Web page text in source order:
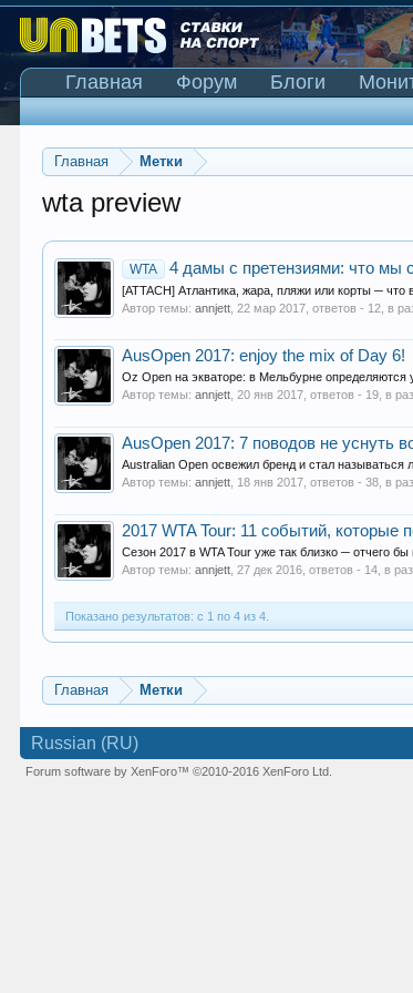
Главная Метки
wta preview
WTA 4 дамы с претензиями: что мы
[ATTACH] Атлантика, жара, пляжи или корты ─
Автор темы:annjett ,22 мар 2017 , ответов - 12, в
AusOpen 2017: enjoy the mix of Day 6!
Oz Open на экваторе: в Мельбурне
Автор темы:annjett ,20 янв 2017 , ответов - 19, в
AusOpen 2017: 7 поводов не уснуть
Australian Open освежил бренд и стал
Автор темы:annjett 18 янв 2017 , ответов - 38, в
2017 WTA Tour: 11 событий, которые
Сезон 2017 в WTA Tour уже так близко ─ отчего
Автор темы:annjett ,27 дек 2016 , ответов - 14, в
Показано результатов: с 1 по 4 из 4.
Главная Метки
Главная Форум Блоги
Russian (RU)
Forum software by XenForo™©2010-2016 XenForo Ltd.